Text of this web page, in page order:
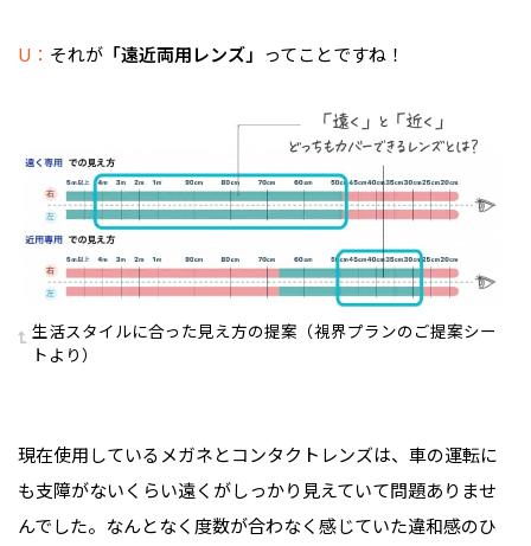
U： それが 「遠近両用レンズ」 ってことですね！
生活スタイルに合った見え方の提案（視界プランのご提案シー
トより）
現在使用しているメガネとコンタクトレンズは、車の運転に
も支障がないくらい遠くがしっかり見えていて問題ありませ
んでした。なんとなく度数が合わなく感じていた違和感のひ